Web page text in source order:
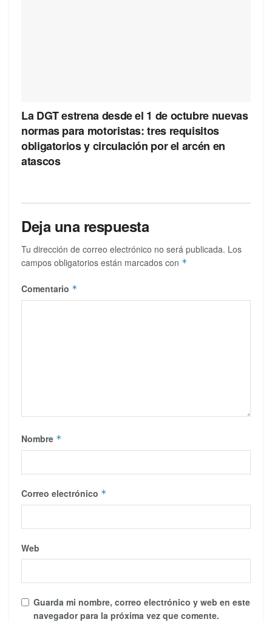
La DGT estrena desde el 1 de octubre nuevas
normas para motoristas: tres requisitos
obligatorios y circulación por el arcén en
atascos
Deja una respuesta
Tu dirección de correo electrónico no será publicada. Los
campos obligatorios están marcados con *
Comentario *
Nombre *
Correo electrónico *
Web
Guarda mi nombre, correo electrónico y web en este
navegador para la próxima vez que comente.